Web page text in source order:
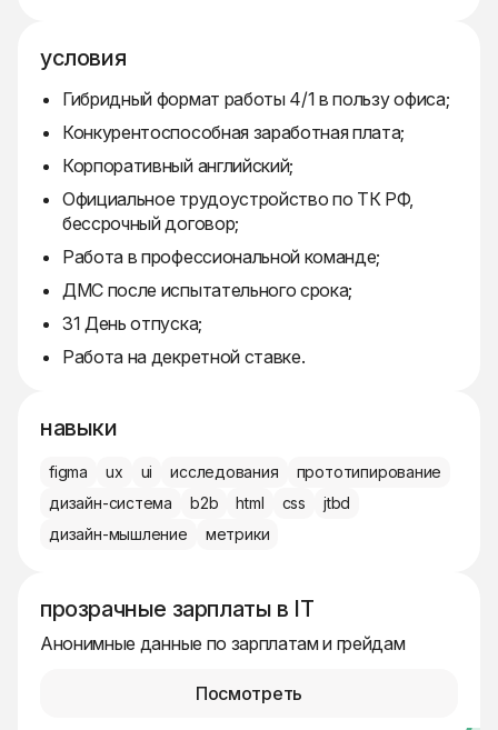
условия
Гибридный формат работы 4/1 в пользу офиса;
Конкурентоспособная заработная плата;
Корпоративный английский;
Официальное трудоустройство по ТК РФ,
бессрочный договор;
Работа в профессиональной команде;
ДМС после испытательного срока;
31 День отпуска;
Работа на декретной ставке.
навыки
figma ux ui исследования
прототипирование
дизайн-система
b2b html css
jtbd
дизайн-мышление
метрики
прозрачные зарплаты в IT
Анонимные данные по зарплатам и грейдам
Посмотреть